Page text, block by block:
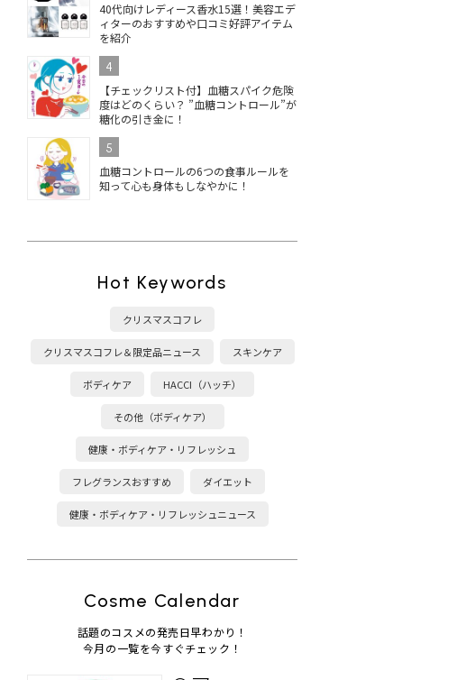
40代向けレディース香水15選！美容エデ
ィターのおすすめや口コミ好評アイテム
を紹介
4
【チェックリスト付】血糖スパイク危険
度はどのくらい？ ”血糖コントロール”が
糖化の引き金に！
5
血糖コントロールの6つの食事ルールを
知って心も身体もしなやかに！
Hot Keywords
クリスマスコフレ
クリスマスコフレ＆限定品ニュース スキンケア
ボディケア HACCI（ハッチ）
その他（ボディケア）
健康・ボディケア・リフレッシュ
フレグランスおすすめ ダイエット
健康・ボディケア・リフレッシュニュース
Cosme Calendar
話題のコスメの発売日早わかり！
今月の一覧を今すぐチェック！